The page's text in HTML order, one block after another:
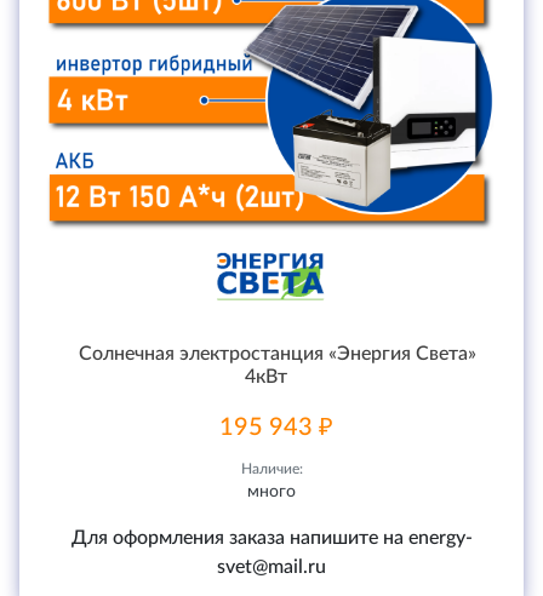
Солнечная электростанция «Энергия Света»
4кВт
195 943 ₽
Наличие:
много
Для оформления заказа напишите на energy-
svet@mail.ru